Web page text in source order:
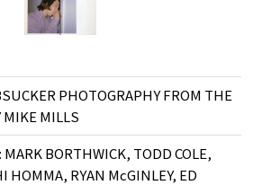
PHOTOGRAPHY FROM THE
MIKE MILLS
MARK BORTHWICK, TODD COLE,
HOMMA, RYAN McGINLEY, ED